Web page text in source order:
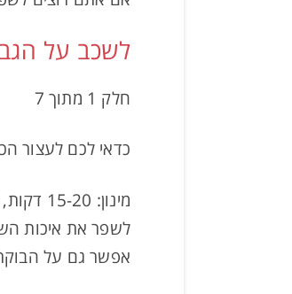
לשכב על
חלק 1 מתוך 7
כדאי לכם לעצור
לשפר את איכות
אפשר גם על